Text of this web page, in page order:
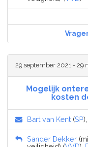
29 september 2021 - 29
Mogelijk
kosten
Bart van Kent (SP),
Sander Dekker